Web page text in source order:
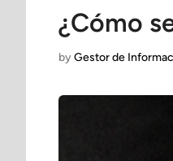
¿Cómo
byGestor de